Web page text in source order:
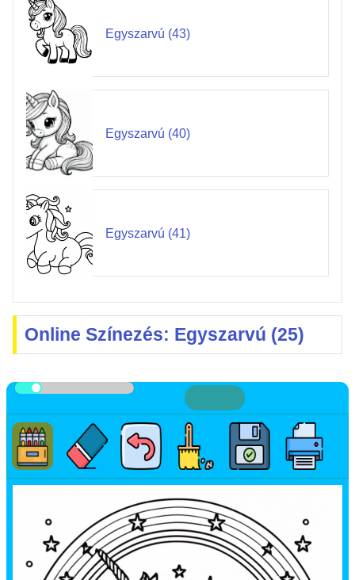
Egyszarvú (43)
Egyszarvú (40)
Egyszarvú (41)
Online Színezés: Egyszarvú (25)